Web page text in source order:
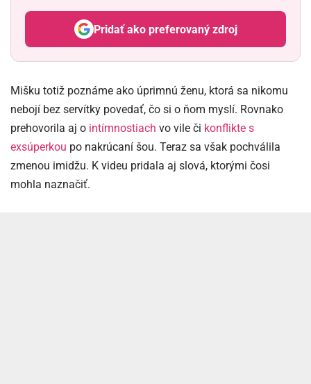
Pridať ako preferovaný zdroj
Odzadu, odkaz sa otvorí v
Mišku totiž poznáme ako úprimnú ženu, ktorá sa nikomu
nebojí bez servítky povedať, čo si o ňom myslí. Rovnako
prehovorila aj o intímnostiach vo vile či konflikte s
exsúperkou po nakrúcaní šou. Teraz sa však pochválila
zmenou imidžu. K videu pridala aj slová, ktorými čosi
mohla naznačiť.